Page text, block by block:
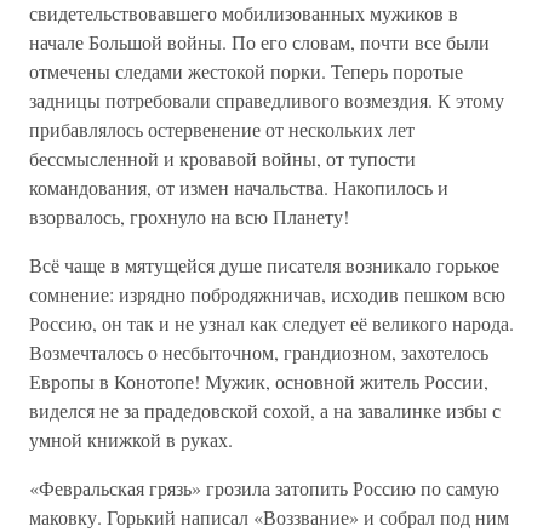
свидетельствовавшего мобилизованных мужиков в
начале Большой войны. По его словам, почти все были
отмечены следами жестокой порки. Теперь поротые
задницы потребовали справедливого возмездия. К этому
прибавлялось остервенение от нескольких лет
бессмысленной и кровавой войны, от тупости
командования, от измен начальства. Накопилось и
взорвалось, грохнуло на всю Планету!
Всё чаще в мятущейся душе писателя возникало горькое
сомнение: изрядно побродяжничав, исходив пешком всю
Россию, он так и не узнал как следует её великого народа.
Возмечталось о несбыточном, грандиозном, захотелось
Европы в Конотопе! Мужик, основной житель России,
виделся не за прадедовской сохой, а на завалинке избы с
умной книжкой в руках.
«Февральская грязь» грозила затопить Россию по самую
маковку. Горький написал «Воззвание» и собрал под ним